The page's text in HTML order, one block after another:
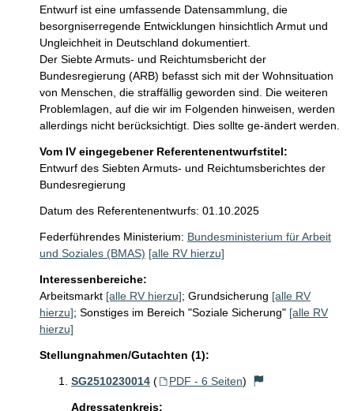
Entwurf ist eine umfassende Datensammlung, die
besorgniserregende Entwicklungen hinsichtlich Armut und
Ungleichheit in Deutschland dokumentiert.
Der Siebte Armuts- und Reichtumsbericht der
Bundesregierung (ARB) befasst sich mit der Wohnsituation
von Menschen, die straffällig geworden sind. Die weiteren
Problemlagen, auf die wir im Folgenden hinweisen, werden
Vom IV eingegebener Referentenentwurfstitel:
Entwurf des Siebten Armuts- und Reichtumsberichtes der
Bundesregierung
Datum des Referentenentwurfs: 01.10.2025
Federführendes Ministerium: Bundesministerium für Arbeit
und Soziales (BMAS) [alle RV hierzu]
Interessenbereiche:
Arbeitsmarkt [alle RV hierzu]; Grundsicherung [alle RV
hierzu]; Sonstiges im Bereich "Soziale Sicherung" [alle RV
hierzu]
Stellungnahmen/Gutachten (1):
SG2510230014 ( PDF - 6 Seiten)
Adressatenkreis: